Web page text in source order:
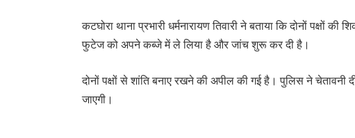
कटघोरा थाना प्रभारी धर्मनारायण तिवारी ने बताया कि दोनों पक्षों
फुटेज को अपने कब्जे में ले लिया है और जांच शुरू कर दी है।
दोनों पक्षों से शांति बनाए रखने की अपील की गई है। पुलिस ने
जाएगी।